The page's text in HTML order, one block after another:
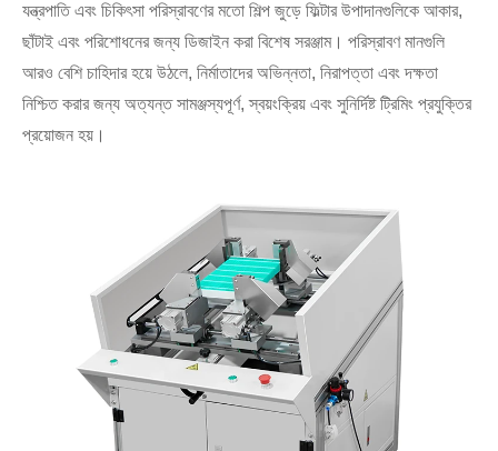
যন্ত্রপাতি এবং চিকিৎসা পরিস্রাবণের মতো শিল্প জুড়ে ফিল্টার উপাদানগুলিকে আকার,
ছাঁটাই এবং পরিশোধনের জন্য ডিজাইন করা বিশেষ সরঞ্জাম। পরিস্রাবণ মানগুলি
আরও বেশি চাহিদার হয়ে উঠলে, নির্মাতাদের অভিন্নতা, নিরাপত্তা এবং দক্ষতা
নিশ্চিত করার জন্য অত্যন্ত সামঞ্জস্যপূর্ণ, স্বয়ংক্রিয় এবং সুনির্দিষ্ট ট্রিমিং প্রযুক্তির
প্রয়োজন হয়।